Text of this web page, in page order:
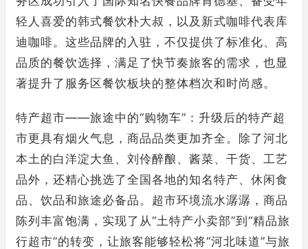
轻人喜爱的韩式餐饮朴大叔，以及新式咖啡代表库
迪咖啡。这些品牌的入驻，不仅提供了标准化、高
品质的餐饮选择，满足了快节奏旅客的需求，也显
著提升了服务区餐饮板块的整体档次和时尚感。
特产超市——旅途中的“购物车”：升级后的特产超
市更具有烟火气息，商品品类更加齐全。除了河北
本土的白洋淀大鱼、刘伶醉酿、酱菜、干货、工艺
品外，还精心挑选了全国各地的知名特产、休闲食
品、饮品和旅途必备品。超市环境流水潺潺，商品
陈列丰富饱满，实现了从“土特产小卖部”到“精品旅
行超市”的转变，让旅客能够轻松将“河北味道”与旅